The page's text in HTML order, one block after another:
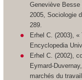
Geneviève Besse
2005, Sociologie
289.
Erhel C. (2003), «
Encyclopedia
Erhel C. (2002),
Eymard-
marchés du